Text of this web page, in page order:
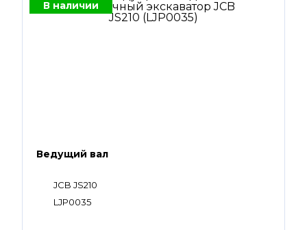
В наличии
Ведущий вал
JCB JS210
LJP0035